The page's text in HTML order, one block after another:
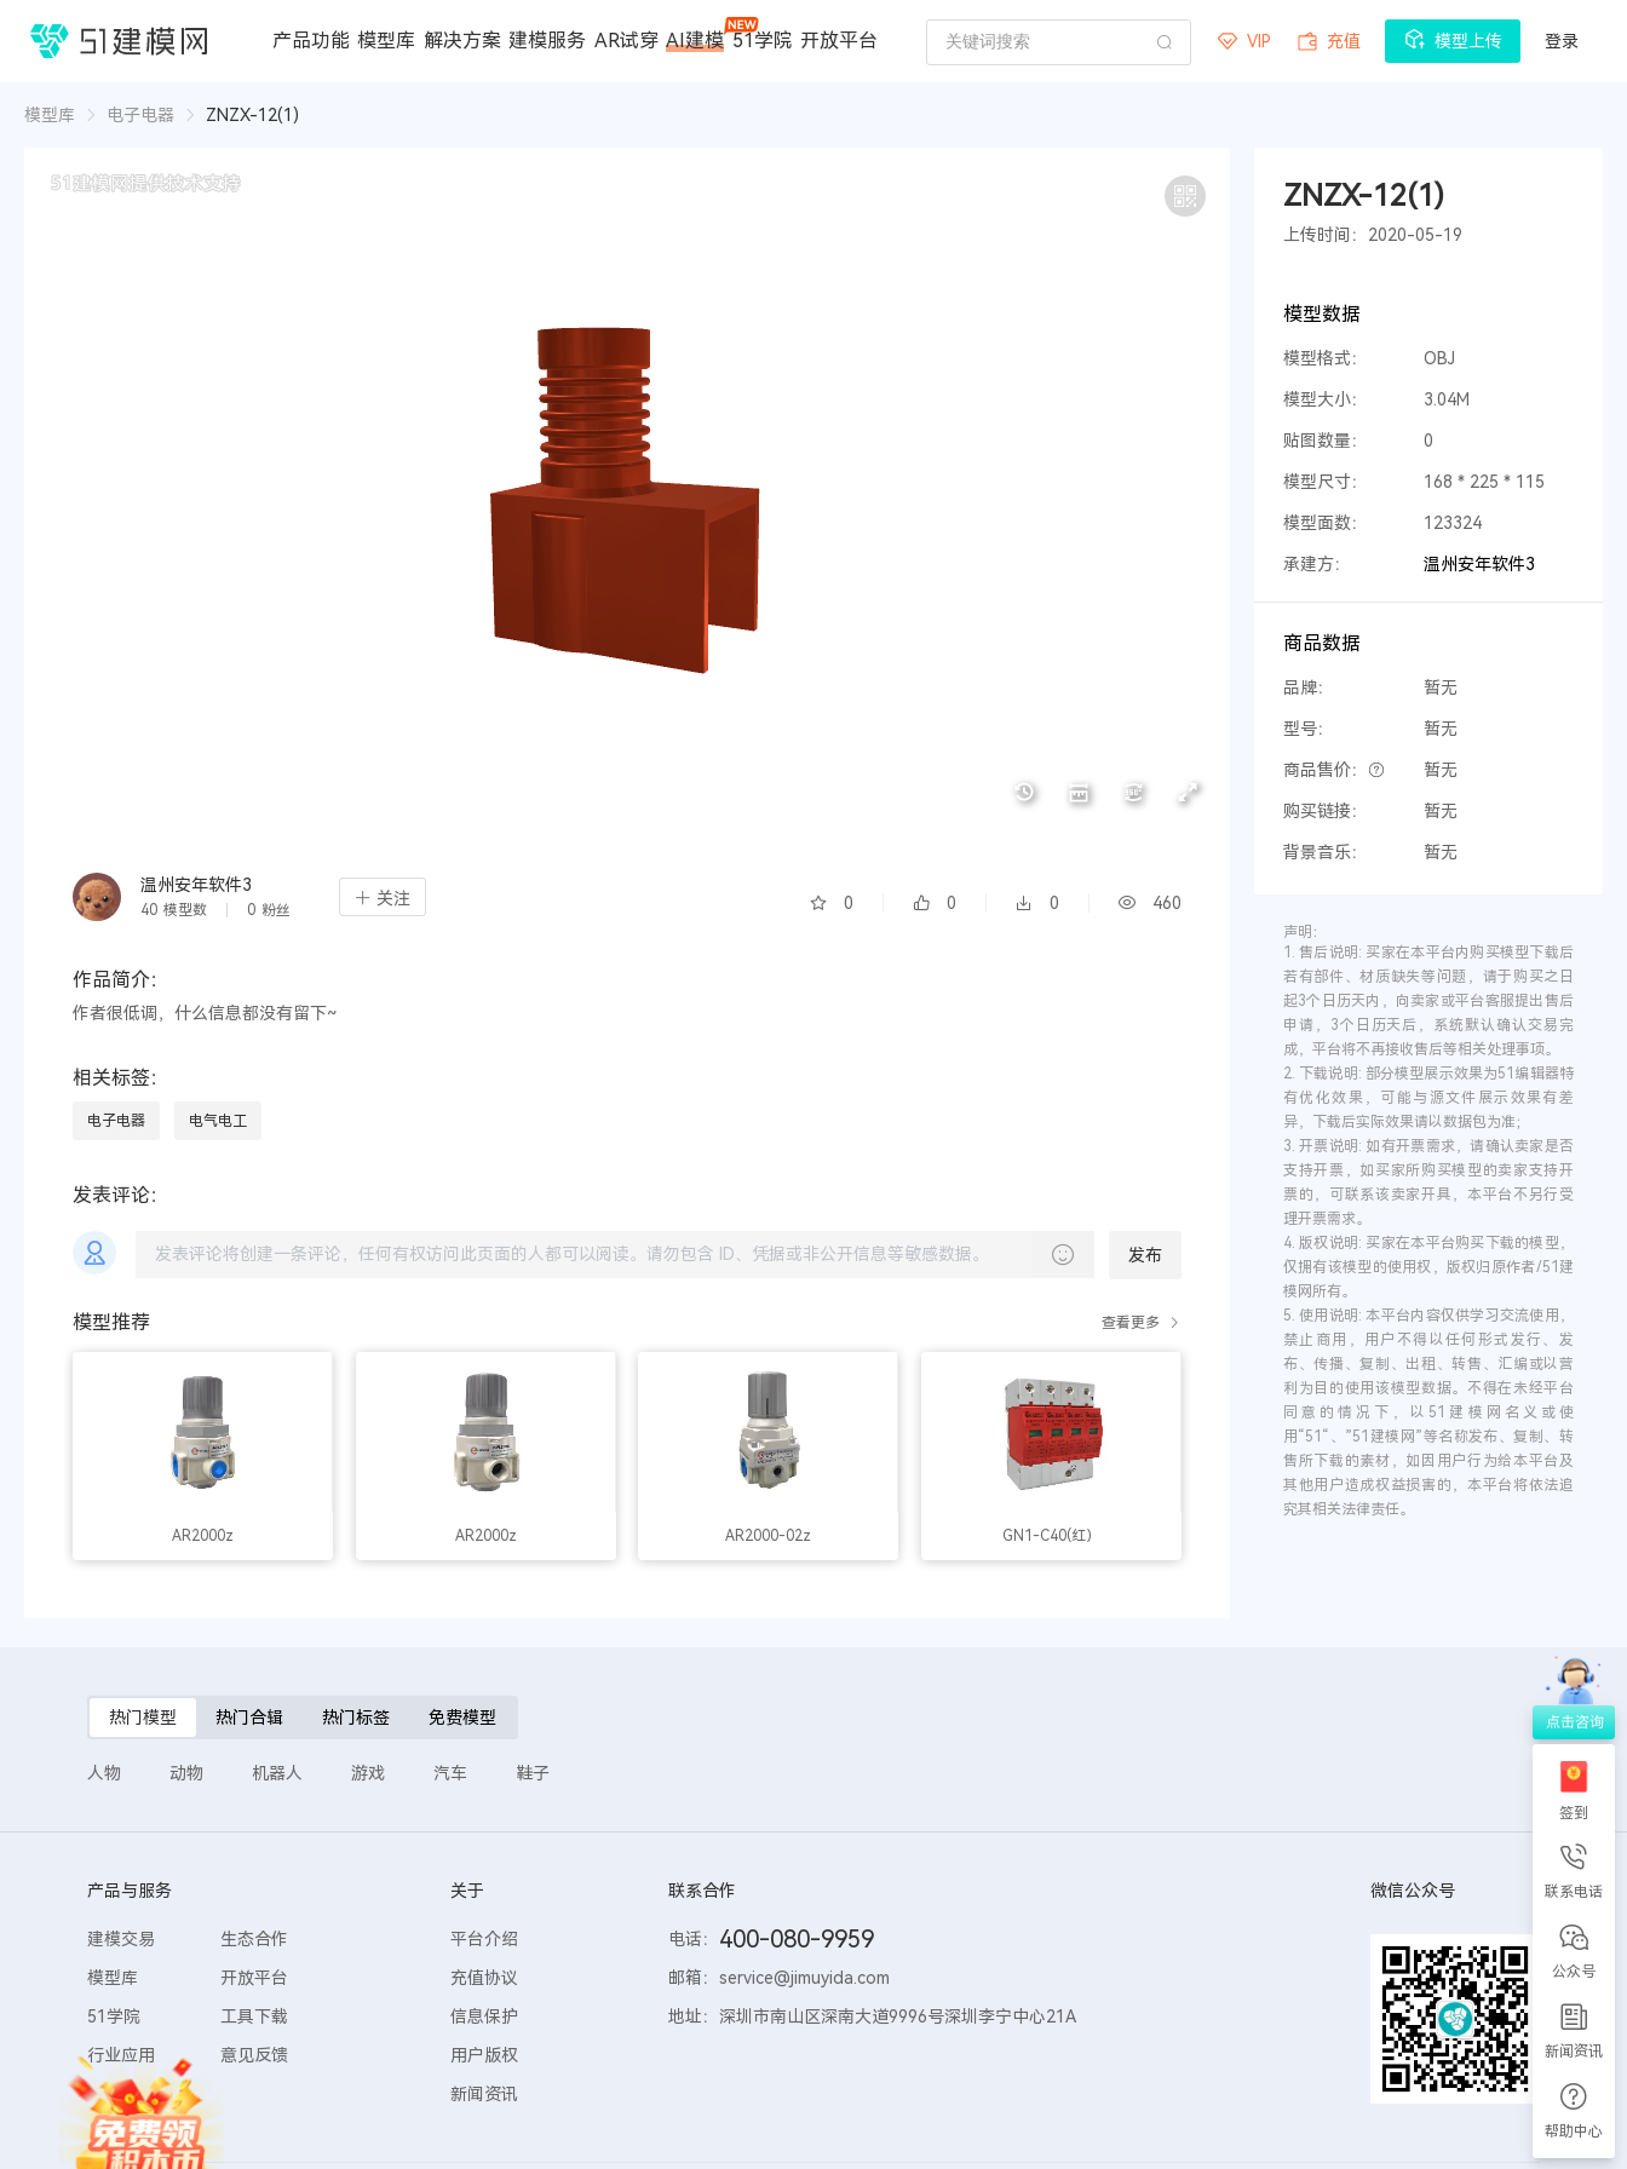
1688
产品功能
3D编辑器
在线3D工具
模型库 解决方案 建模服务 AR试穿 AI建模 51学院 开放平台 VIP 充值 模型上传 登录
模型库 电子电器 ZNZX-12(1)
温州安年软件3
40 模型数 0 粉丝
关注 0 0 0 460
作品简介：
作者很低调，什么信息都没有留下~
相关标签：
电子电器 电气电工
发表评论：
发布
模型推荐 查看更多
AR2000z AR2000z AR2000-02z GN1-C40(红）
ZNZX-12(1)
上传时间：2020-05-19
模型数据
模型格式： OBJ
模型大小： 3.04M
贴图数量： 0
模型尺寸： 168 * 225 * 115
模型面数： 123324
承建方： 温州安年软件3
商品数据
品牌： 暂无
型号： 暂无
商品售价： 暂无
购买链接： 暂无
背景音乐： 暂无
声明：
1.售后说明: 买家在本平台内购买模型下载后
若有部件、材质缺失等问题，请于购买之日
起3个日历天内，向卖家或平台客服提出售后
申请，3个日历天后，系统默认确认交易完
成，平台将不再接收售后等相关处理事项。
2.
下载说明: 部分模型展示效果为51编辑器特
有优化效果，可能与源文件展示效果有差
异，下载后实际效果请以数据包为准；
3.开票说明: 如有开票需求，请确认卖家是否
支持开票，如买家所购买模型的卖家支持开
票的，可联系该卖家开具，本平台不另行受
理开票需求。
4.版权说明: 买家在本平台购买下载的模型，
仅拥有该模型的使用权，版权归原作者/51建
模网所有。
5.使用说明: 本平台内容仅供学习交流使用，
禁止商用，用户不得以任何形式发行、发
布、传播、复制、出租、转售、汇编或以营
利为目的使用该模型数据。不得在未经平台
同意的情况下，以51建模网名义或使
用“51“、”51建模网”等名称发布、复制、转
售所下载的素材，如因用户行为给本平台及
其他用户造成权益损害的，本平台将依法追
究其相关法律责任。
热门模型 热门合辑 热门标签 免费模型
人物 动物 机器人 游戏 汽车 鞋子
产品与服务
建模交易
生态合作
模型库
开放平台
51学院
工具下载
行业应用
意见反馈
关于
平台介绍
充值协议
信息保护
用户版权
新闻资讯
联系合作
电话： 400-080-9959
邮箱： service@jimuyida.com
地址： 深圳市南山区深南大道9996号深圳李宁中心21A
微信公众号
签到
联系电话
公众号
新闻资讯
帮助中心